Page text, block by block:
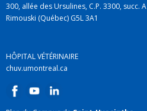
300, allée des Ursulines, C.P. 3300, succ. A
Rimouski (Québec) G5L 3A1
HÔPITAL VÉTÉRINAIRE
chuv.umontreal.ca